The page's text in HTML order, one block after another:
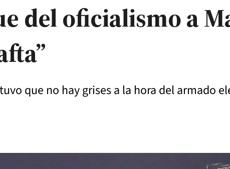
del oficialismo a
que no hay grises a la hora del armado